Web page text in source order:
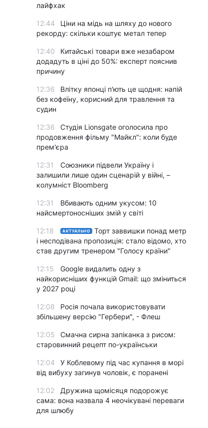
лайфхак
12:44
Ціни на мідь на шляху до нового
рекорду: скільки коштує метал тепер
12:40
Китайські товари вже незабаром
додадуть в ціні до 50%: експерт пояснив
причину
12:36
Влітку японці п'ють це щодня: напій
без кофеїну, корисний для травлення та
судин
12:36
Студія Lionsgate оголосила про
продовження фільму "Майкл": коли буде
прем'єра
12:31
Союзники підвели Україну і
залишили лише один сценарій у війні, –
колумніст Bloomberg
12:31
Вбивають одним укусом: 10
найсмертоносніших змій у світі
12:18 АКТУАЛЬНО
Торт заввишки понад метр
і несподівана пропозиція: стало відомо, хто
став другим тренером "Голосу країни"
12:15
Google видалить одну з
найкорисніших функцій Gmail: що зміниться
у 2027 році
12:08
Росія почала використовувати
збільшену версію "Гербери", - Флеш
12:05
Смачна сирна запіканка з рисом:
старовинний рецепт по-українськи
12:04
У Коблевому під час купання в морі
від вибуху загинув чоловік, є поранені
12:02
Дружина щомісяця подорожує
сама: вона назвала 4 неочікувані переваги
для шлюбу